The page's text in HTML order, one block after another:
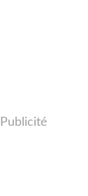
Publicité